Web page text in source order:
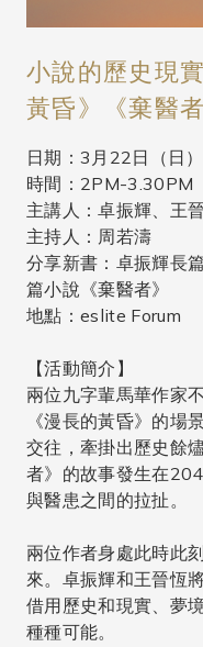
小說的歷史現
黃昏》《棄醫
日期：3月22日（日）
時間：2PM-3.30PM
主講人：卓振輝、王
主持人：周若濤
分享新書：卓振輝長
篇小說《棄醫者》
地點：eslite Forum
【活動簡介】
兩位九字輩馬華作家
《漫長的黃昏》的場
交往，牽掛出歷史餘
者》的故事發生在
與醫患之間的拉扯。
兩位作者身處此時此
來。卓振輝和王晉恆
借用歷史和現實、夢
種種可能。